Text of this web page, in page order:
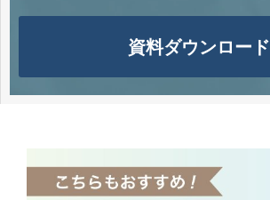
資料ダウンロード